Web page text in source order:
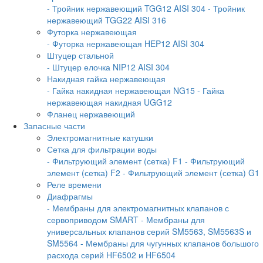
- Тройник нержавеющий TGG12 AISI 304 - Тройник
нержавеющий TGG22 AISI 316
Футорка нержавеющая
- Футорка нержавеющая HEP12 AISI 304
Штуцер стальной
- Штуцер елочка NIP12 AISI 304
Накидная гайка нержавеющая
- Гайка накидная нержавеющая NG15 - Гайка
нержавеющая накидная UGG12
Фланец нержавеющий
Запасные части
Электромагнитные катушки
Сетка для фильтрации воды
- Фильтрующий элемент (сетка) F1 - Фильтрующий
элемент (сетка) F2 - Фильтрующий элемент (сетка) G1
Реле времени
Диафрагмы
- Мембраны для электромагнитных клапанов с
сервоприводом SMART - Мембраны для
универсальных клапанов серий SM5563, SM5563S и
SM5564 - Мембраны для чугунных клапанов большого
расхода серий HF6502 и HF6504